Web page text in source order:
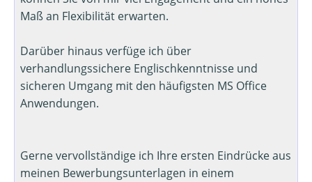
Maß an Flexibilität erwarten.
Darüber hinaus verfüge ich über
verhandlungssichere Englischkenntnisse und
sicheren Umgang mit den häufigsten MS Office
Anwendungen.
Gerne vervollständige ich Ihre ersten Eindrücke aus
meinen Bewerbungsunterlagen in einem